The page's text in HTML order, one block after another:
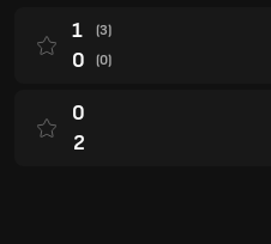
(3)
1
(0)
0
0
2